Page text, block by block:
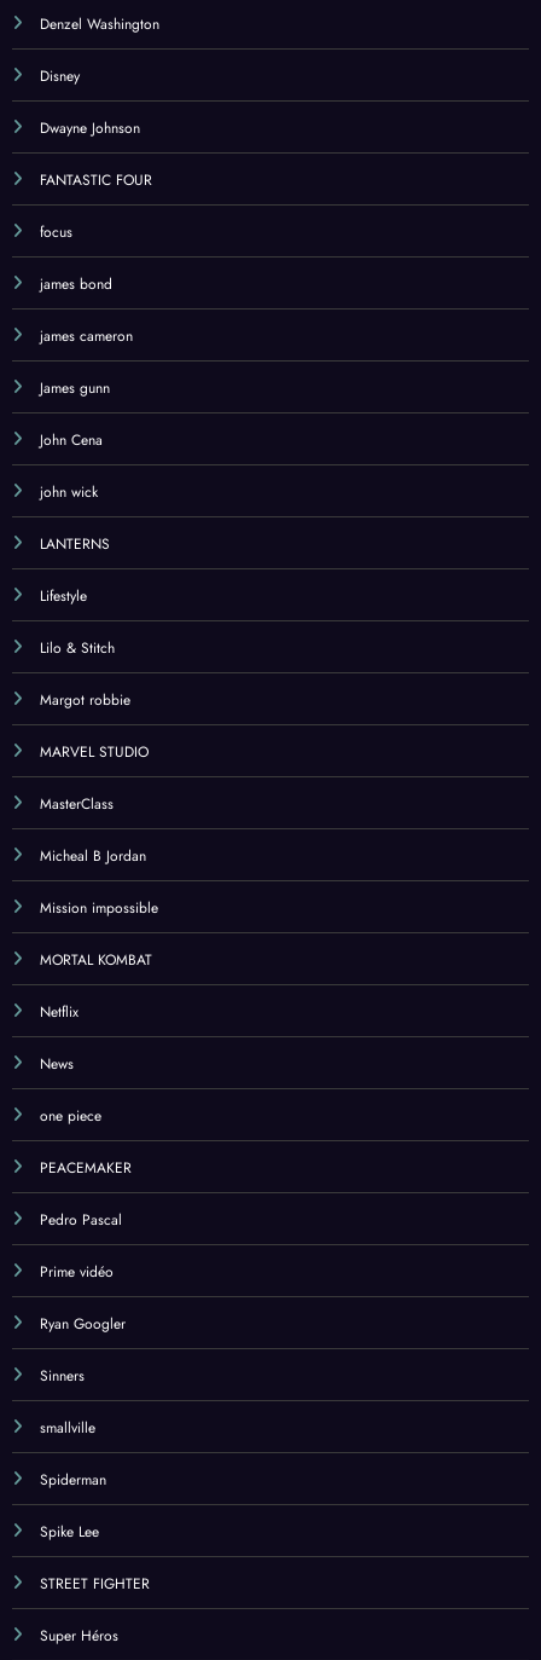
Denzel Washington
Disney
Dwayne Johnson
FANTASTIC FOUR
focus
james bond
james cameron
James gunn
John Cena
john wick
LANTERNS
Lifestyle
Lilo & Stitch
Margot robbie
MARVEL STUDIO
MasterClass
Micheal B Jordan
Mission impossible
MORTAL KOMBAT
Netflix
News
one piece
PEACEMAKER
Pedro Pascal
Prime vidéo
Ryan Googler
Sinners
smallville
Spiderman
Spike Lee
STREET FIGHTER
Super Héros